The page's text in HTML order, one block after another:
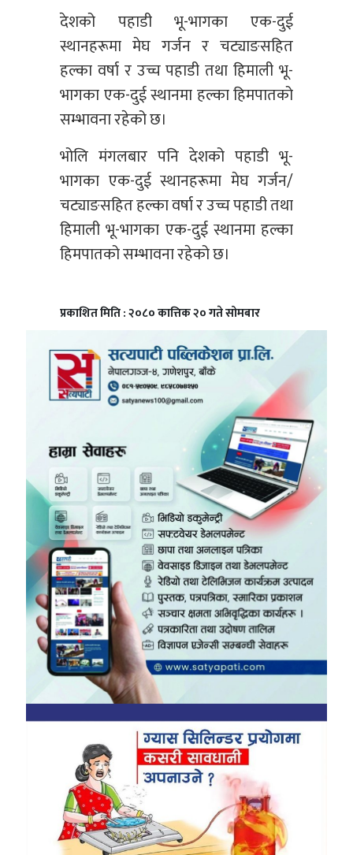
देशको पहाडी भू-भागका एक-दुई
स्थानहरूमा मेघ गर्जन र चट्याङसहित
हल्का वर्षा र उच्च पहाडी तथा हिमाली भू-
भागका एक-दुई स्थानमा हल्का हिमपातको
सम्भावना रहेको छ।
भोलि मंगलबार पनि देशको पहाडी भू-
भागका एक-दुई स्थानहरूमा मेघ गर्जन/
चट्याङसहित हल्का वर्षा र उच्च पहाडी तथा
हिमाली भू-भागका एक-दुई स्थानमा हल्का
हिमपातको सम्भावना रहेको छ।
प्रकाशित मिति : २०८० कात्तिक २० गते सोमबार